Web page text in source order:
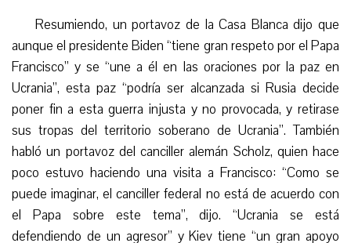
Resumiendo, un portavoz de la Casa Blanca dijo que
aunque el presidente Biden “tiene gran respeto por el Papa
Francisco” y se “une a él en las oraciones por la paz en
Ucrania”, esta paz “podría ser alcanzada si Rusia decide
poner fin a esta guerra injusta y no provocada, y retirase
sus tropas del territorio soberano de Ucrania”. También
habló un portavoz del canciller alemán Scholz, quien hace
poco estuvo haciendo una visita a Francisco: “Como se
puede imaginar, el canciller federal no está de acuerdo con
el Papa sobre este tema”, dijo. “Ucrania se está
defendiendo de un agresor” y Kiev tiene “un gran apoyo